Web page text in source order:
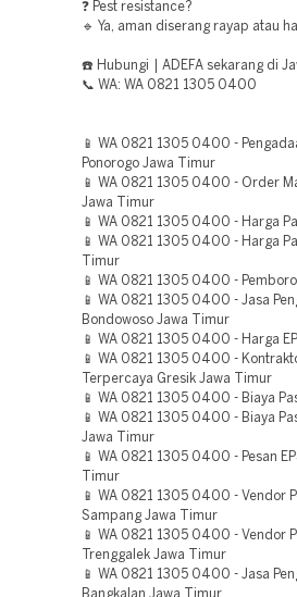
❓ Pest resistance?
🔹 Ya, aman diserang rayap atau
☎️ Hubungi | ADEFA sekarang di
📞 WA: WA 0821 1305 0400
📱 WA 0821 1305 0400 -
Ponorogo Jawa Timur
📱 WA 0821 1305 0400 - Order
Jawa Timur
📱 WA 0821 1305 0400 - Harga
📱 WA 0821 1305 0400 - Harga
Timur
📱 WA 0821 1305 0400 -
📱 WA 0821 1305 0400 - Jasa
Bondowoso Jawa Timur
📱 WA 0821 1305 0400 - Harga
📱 WA 0821 1305 0400 -
Terpercaya Gresik Jawa Timur
📱 WA 0821 1305 0400 - Biaya
📱 WA 0821 1305 0400 - Biaya
Jawa Timur
📱 WA 0821 1305 0400 - Pesan
Timur
📱 WA 0821 1305 0400 - Vendor
Sampang Jawa Timur
📱 WA 0821 1305 0400 - Vendor
Trenggalek Jawa Timur
📱 WA 0821 1305 0400 - Jasa
Bangkalan Jawa Timur